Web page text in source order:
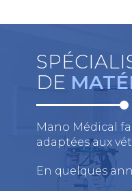
DE
Mano Médical
adaptées aux
En quelques